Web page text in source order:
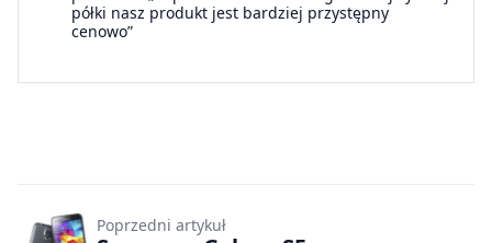
półki nasz produkt jest bardziej przystępny
cenowo”
Poprzedni artykuł